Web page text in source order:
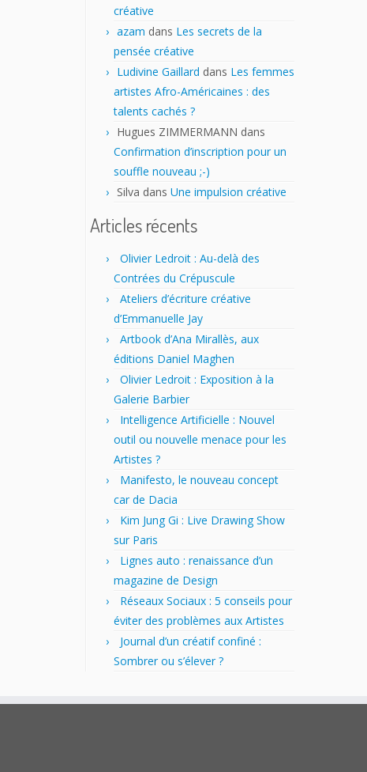
créative
azam dans Les secrets de la
pensée créative
Ludivine Gaillard dans Les femmes
artistes Afro-Américaines : des
talents cachés ?
Hugues ZIMMERMANN dans
Confirmation d’inscription pour un
souffle nouveau ;-)
Silva dans Une impulsion créative
Articles récents
Olivier Ledroit : Au-delà des
Contrées du Crépuscule
Ateliers d’écriture créative
d’Emmanuelle Jay
Artbook d’Ana Mirallès, aux
éditions Daniel Maghen
Olivier Ledroit : Exposition à la
Galerie Barbier
Intelligence Artificielle : Nouvel
outil ou nouvelle menace pour les
Artistes ?
Manifesto, le nouveau concept
car de Dacia
Kim Jung Gi : Live Drawing Show
sur Paris
Lignes auto : renaissance d’un
magazine de Design
Réseaux Sociaux : 5 conseils pour
éviter des problèmes aux Artistes
Journal d’un créatif confiné :
Sombrer ou s’élever ?